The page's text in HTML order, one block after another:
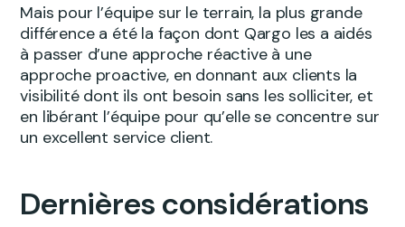
Mais pour l’équipe sur le terrain, la plus grande
différence a été la façon dont Qargo les a aidés
à passer d’une approche réactive à une
approche proactive, en donnant aux clients la
visibilité dont ils ont besoin sans les solliciter, et
en libérant l’équipe pour qu’elle se concentre sur
un excellent service client.
Dernières considérations